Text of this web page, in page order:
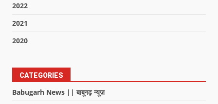
2022
2021
2020
CATEGORIES
Babugarh News || बाबूगढ़ न्यूज़